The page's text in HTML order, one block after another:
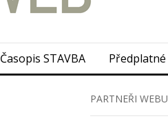
Časopis STAVBA Předplatné
PARTNEŘI WEBU